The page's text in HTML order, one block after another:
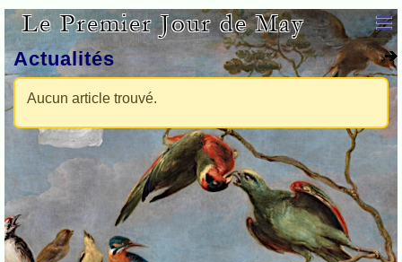
Le Premier Jour de May
Actualités
Aucun article trouvé.